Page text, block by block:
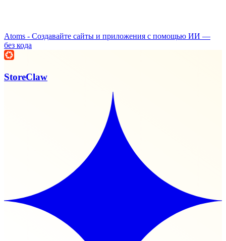
Atoms - Создавайте сайты и приложения с помощью ИИ —
без кода
StoreClaw